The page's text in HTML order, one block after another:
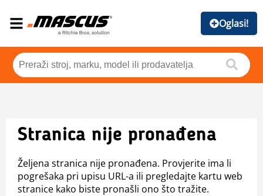
Oglasi!
Stranica nije pronađena
Željena stranica nije pronađena. Provjerite ima li
pogrešaka pri upisu URL-a ili pregledajte kartu web
stranice kako biste pronašli ono što tražite.